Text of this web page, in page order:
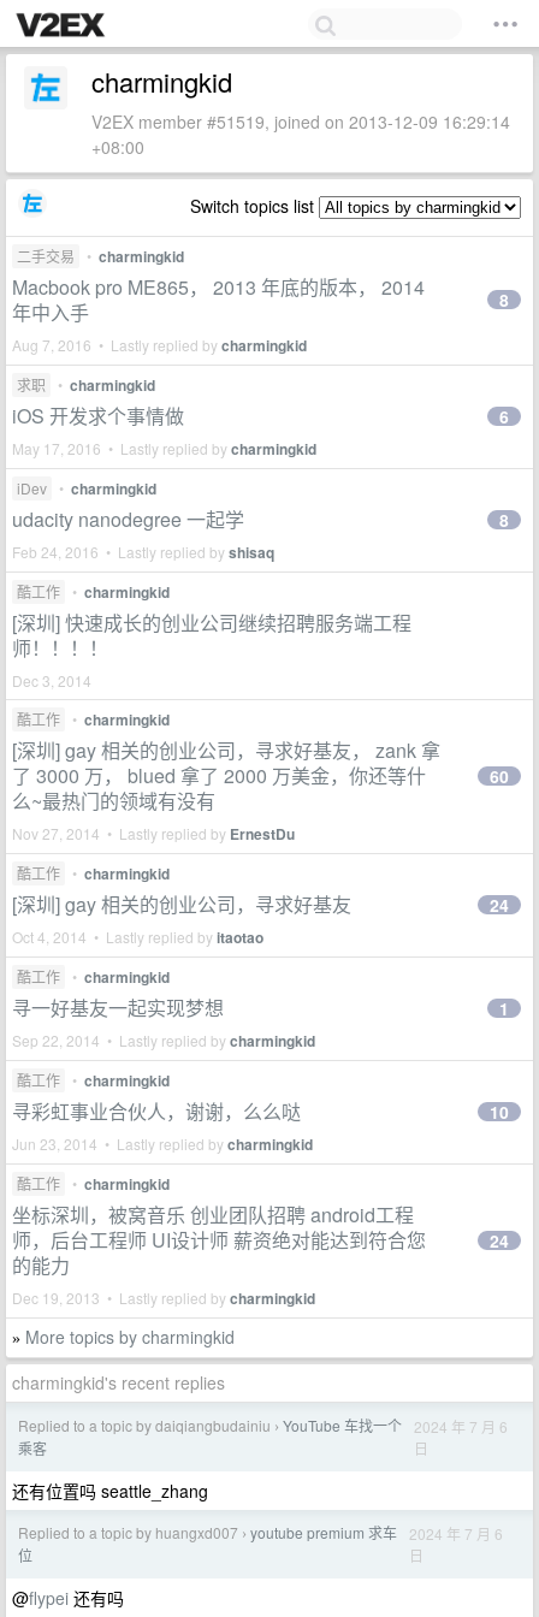
charmingkid
V2EX member #51519, joined on 2013-12-09 16:29:14
+08:00
Switch topics list
二手交易 • charmingkid
Macbook pro ME865， 2013 年底的版本， 2014
年中入手
Aug 7, 2016 • Lastly replied bycharmingkid
8
求职 • charmingkid
iOS 开发求个事情做
May 17, 2016 • Lastly replied bycharmingkid
6
iDev • charmingkid
udacity nanodegree 一起学
Feb 24, 2016 • Lastly replied byshisaq
8
酷工作 • charmingkid
[深圳] 快速成长的创业公司继续招聘服务端工程
师！！！！
Dec 3, 2014
酷工作
• charmingkid
[深圳] gay 相关的创业公司，寻求好基友， zank 拿
了 3000 万， blued 拿了 2000 万美金，你还等什
么~最热门的领域有没有
Nov 27, 2014 • Lastly replied by ErnestDu
60
酷工作 • charmingkid
[深圳] gay 相关的创业公司，寻求好基友
Oct 4, 2014 • Lastly replied byitaotao
24
酷工作 • charmingkid
寻一好基友一起实现梦想
Sep 22, 2014 • Lastly replied bycharmingkid
1
酷工作 • charmingkid
寻彩虹事业合伙人，谢谢，么么哒
Jun 23, 2014 • Lastly replied bycharmingkid
10
酷工作 • charmingkid
坐标深圳，被窝音乐 创业团队招聘 android工程
师，后台工程师 UI设计师 薪资绝对能达到符合您
的能力
Dec 19, 2013 • Lastly replied bycharmingkid
24
» More topics by charmingkid
charmingkid's recent replies
Replied to a topic by daiqiangbudainiu › YouTube 车找一个
乘客
2024 年 7 月 6
日
还有位置吗 seattle_zhang
Replied to a topic by huangxd007 › youtube premium 求车
位
2024 年 7 月 6
日
@flypei 还有吗